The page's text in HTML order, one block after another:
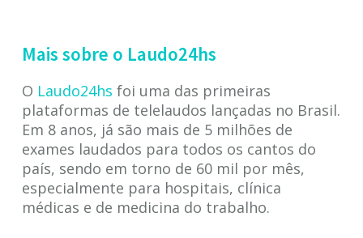
Mais sobre o Laudo24hs
O Laudo24hs foi uma das primeiras
plataformas de telelaudos lançadas no Brasil.
Em 8 anos, já são mais de 5 milhões de
exames laudados para todos os cantos do
país, sendo em torno de 60 mil por mês,
especialmente para hospitais, clínica
médicas e de medicina do trabalho.